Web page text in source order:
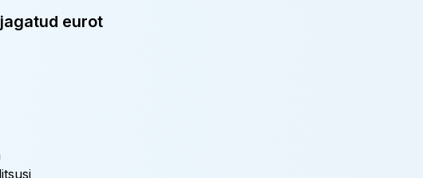
eurot